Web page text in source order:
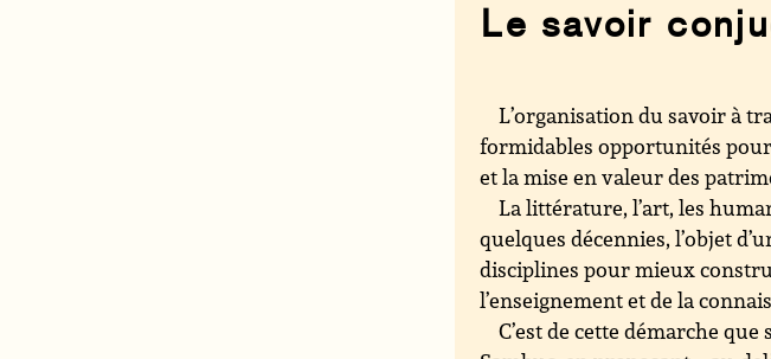
Le savoir
L’organisation du savoir à
formidables opportunités
et la mise en valeur des
La littérature, l’art, les
quelques décennies, l’objet
disciplines pour mieux
l’enseignement et de la
C’est de cette démarche